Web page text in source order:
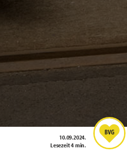
10.09.2024.
Lesezeit 4 min.